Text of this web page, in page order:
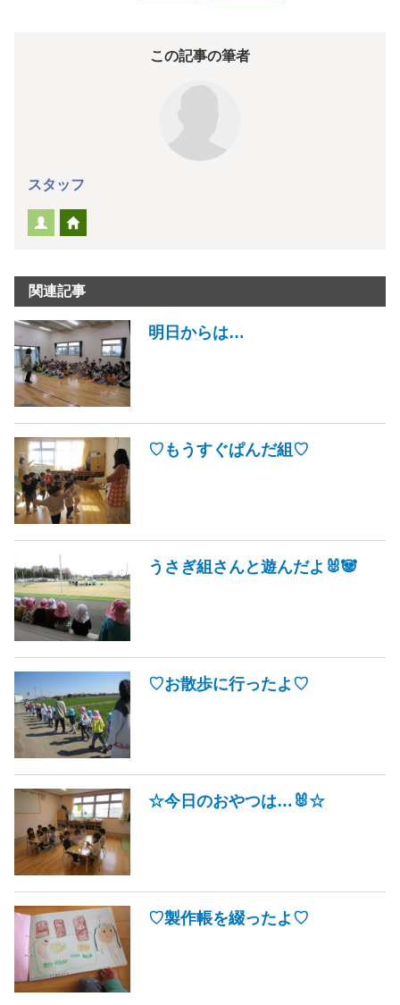
この記事の筆者
スタッフ
関連記事
明日からは…
♡もうすぐぱんだ組♡
うさぎ組さんと遊んだよ🐰🐼
♡お散歩に行ったよ♡
☆今日のおやつは…🐰☆
♡製作帳を綴ったよ♡